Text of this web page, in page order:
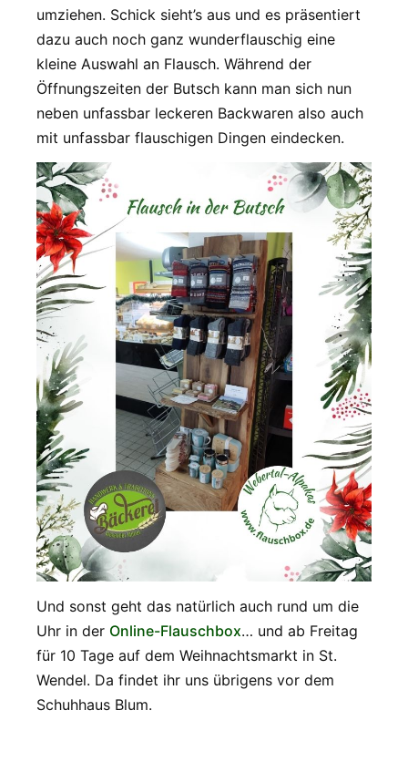
umziehen. Schick sieht’s aus und es präsentiert
dazu auch noch ganz wunderflauschig eine
kleine Auswahl an Flausch. Während der
Öffnungszeiten der Butsch kann man sich nun
neben unfassbar leckeren Backwaren also auch
mit unfassbar flauschigen Dingen eindecken.
Und sonst geht das natürlich auch rund um die
Uhr in der Online-Flauschbox… und ab Freitag
für 10 Tage auf dem Weihnachtsmarkt in St.
Wendel. Da findet ihr uns übrigens vor dem
Schuhhaus Blum.